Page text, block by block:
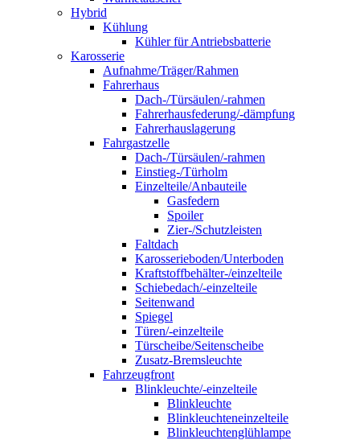
Hybrid
Kühlung
Kühler für Antriebsbatterie
Karosserie
Aufnahme/Träger/Rahmen
Fahrerhaus
Dach-/Türsäulen/-rahmen
Fahrerhausfederung/-dämpfung
Fahrerhauslagerung
Fahrgastzelle
Dach-/Türsäulen/-rahmen
Einstieg-/Türholm
Einzelteile/Anbauteile
Gasfedern
Spoiler
Zier-/Schutzleisten
Faltdach
Karosserieboden/Unterboden
Kraftstoffbehälter-/einzelteile
Schiebedach/-einzelteile
Seitenwand
Spiegel
Türen/-einzelteile
Türscheibe/Seitenscheibe
Zusatz-Bremsleuchte
Fahrzeugfront
Blinkleuchte/-einzelteile
Blinkleuchte
Blinkleuchteneinzelteile
Blinkleuchtenglühlampe